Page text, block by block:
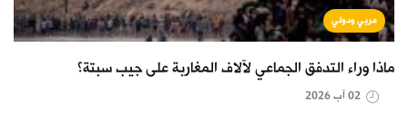
عربي ودولي
ماذا وراء التدفق الجماعي لآلاف المغاربة على جيب سبتة؟